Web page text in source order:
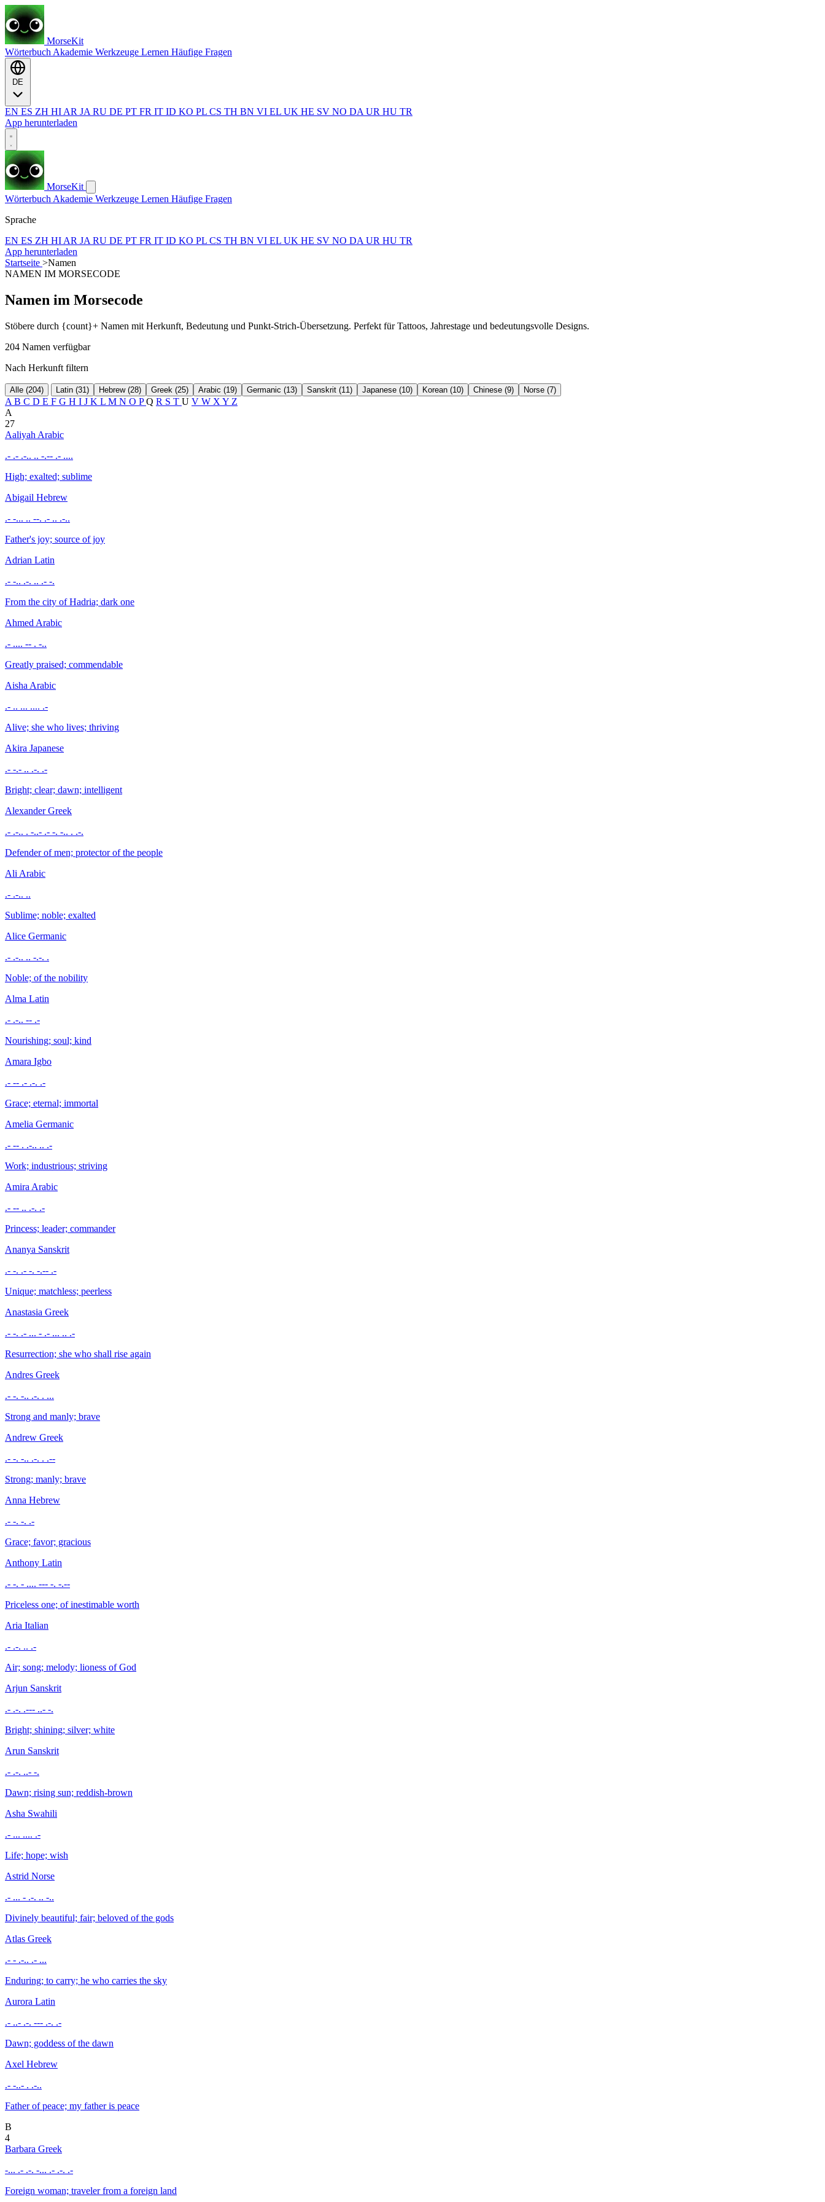
MorseKit
Wörterbuch Akademie Werkzeuge Lernen Häufige Fragen
EN ES ZH HI AR JA RU DE PT FR IT ID KO PL CS TH BN VI EL UK HE SV NO DA UR HU TR
App herunterladen
MorseKit
Wörterbuch Akademie Werkzeuge Lernen Häufige Fragen
Sprache
EN ES ZH HI AR JA RU DE PT FR IT ID KO PL CS TH BN VI EL UK HE SV NO DA UR HU TR
App herunterladen
Startseite >Namen
NAMEN IM MORSECODE
Namen im Morsecode
Stöbere durch {count}+ Namen mit Herkunft, Bedeutung und Punkt-Strich-Übersetzung. Perfekt für Tattoos, Jahrestage und bedeutungsvolle Designs.
204 Namen verfügbar
Nach Herkunft filtern
Alle (204) Latin (31) Hebrew (28) Greek (25) Arabic (19) Germanic (13) Sanskrit (11) Japanese (10) Korean (10) Chinese (9) Norse (7)
A B C D E F G H I J K L M N O PQ R S T U V W X Y Z
A
27
Aaliyah Arabic
.- .- .-.. .. -.-- .- ....
High; exalted; sublime
Abigail Hebrew
.- -... .. --. .- .. .-..
Father's joy; source of joy
Adrian Latin
.- -.. .-. .. .- -.
From the city of Hadria; dark one
Ahmed Arabic
.- .... -- . -..
Greatly praised; commendable
Aisha Arabic
.- .. ... .... .-
Alive; she who lives; thriving
Akira Japanese
.- -.- .. .-. .-
Bright; clear; dawn; intelligent
AlexanderGreek
.- .-.. . -..- .- -. -.. . .-.
Defender of men; protector of the people
Ali Arabic
.- .-.. ..
Sublime; noble; exalted
Alice Germanic
.- .-.. .. -.-. .
Noble; of the nobility
Alma Latin
.- .-.. -- .-
Nourishing; soul; kind
Amara Igbo
.- -- .- .-. .-
Grace; eternal; immortal
Amelia Germanic
.- -- . .-.. .. .-
Work; industrious; striving
Amira Arabic
.- -- .. .-. .-
Princess; leader; commander
Ananya Sanskrit
.- -. .- -. -.-- .-
Unique; matchless; peerless
Anastasia Greek
.- -. .- ... - .- ... .. .-
Resurrection; she who shall rise again
Andres Greek
.- -. -.. .-. . ...
Strong and manly; brave
Andrew Greek
.- -. -.. .-. . .--
Strong; manly; brave
Anna Hebrew
.- -. -. .-
Grace; favor; gracious
Anthony Latin
.- -. - .... --- -. -.--
Priceless one; of inestimable worth
Aria Italian
.- .-. .. .-
Air; song; melody; lioness of God
Arjun Sanskrit
.- .-. .--- ..- -.
Bright; shining; silver; white
Arun Sanskrit
.- .-. ..- -.
Dawn; rising sun; reddish-brown
Asha Swahili
.- ... .... .-
Life; hope; wish
Astrid Norse
.- ... - .-. .. -..
Divinely beautiful; fair; beloved of the gods
Atlas Greek
.- - .-.. .- ...
Enduring; to carry; he who carries the sky
Aurora Latin
.- ..- .-. --- .-. .-
Dawn; goddess of the dawn
Axel Hebrew
.- -..- . .-..
Father of peace; my father is peace
B
4
Barbara Greek
-... .- .-. -... .- .-. .-
Foreign woman; traveler from a foreign land